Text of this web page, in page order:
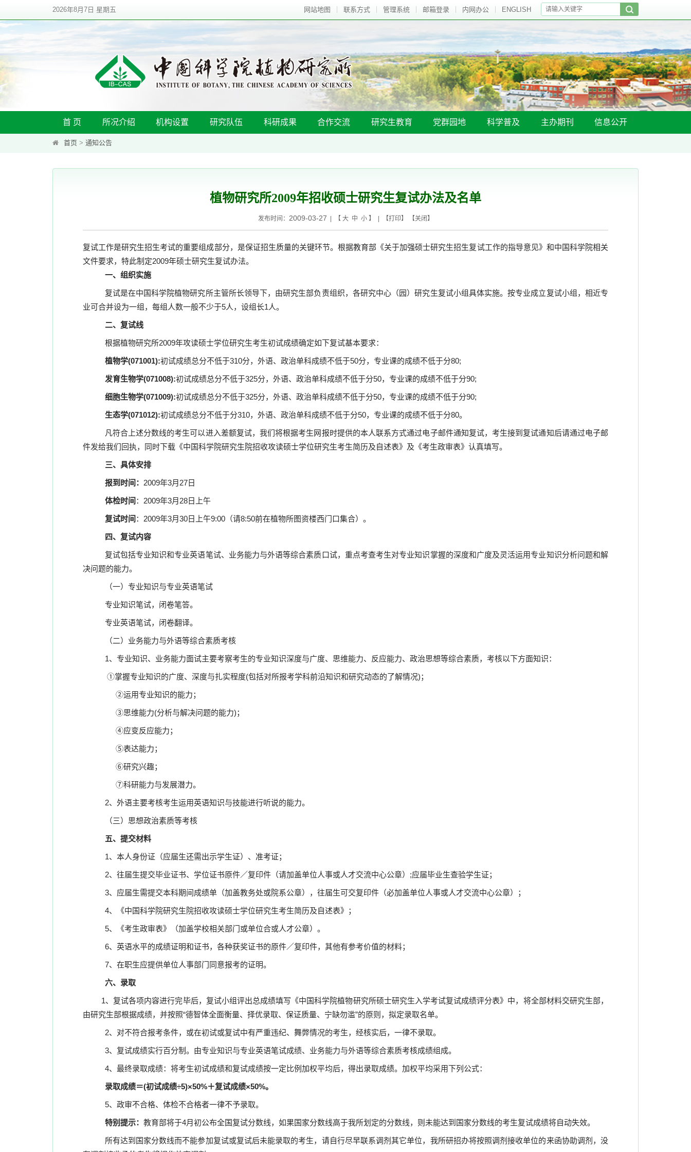
2026年8月7日 星期五 网站地图 联系方式 管理系统 邮箱登录 内网办公 ENGLISH
首 页 所况介绍 机构设置 研究队伍 科研成果 合作交流 研究生教育 党群园地 科学普及 主办期刊 信息公开
首页 > 通知公告
植物研究所2009年招收硕士研究生复试办法及名单
发布时间： 2009-03-27 | 【 大 中 小】 | 【打印】 【关闭 】
复试工作是研究生招生考试的重要组成部分，是保证招生质量的关键环节。根据教育部《关于加强硕士研究生招生复试工作的指导意见》和中国科学院相关
文件要求， 特此制定2009年硕士研究生复试办法。
一、组织实施
复试是在中国科学院植物研究所主管所长领导下，由研究生部负责组织，各研究中心（园）研究生复试小组具体实施。按专业成立复试小组，相近专
业可合并设为一组，每组人数一般不少于5人，设组长1人。
二、复试线
根据植物研究所2009年攻读硕士学位研究生考生初试成绩确定如下复试基本要求：
植物学(071001):初试成绩总分不低于310分，外语、政治单科成绩不低于50分，专业课的成绩不低于分80;
发育生物学(071008):初试成绩总分不低于325分，外语、政治单科成绩不低于分50，专业课的成绩不低于分90;
细胞生物学(071009):初试成绩总分不低于325分，外语、政治单科成绩不低于分50，专业课的成绩不低于分90;
生态学(071012):初试成绩总分不低于分310，外语、政治单科成绩不低于分50，专业课的成绩不低于分80。
凡符合上述分数线的考生可以进入差额复试，我们将根据考生网报时提供的本人联系方式通过电子邮件通知复试，考生接到复试通知后请通过电子邮
件发给我们回执，同时下载《中国科学院研究生院招收攻读硕士学位研究生考生简历及自述表》及《考生政审表》认真填写。
三、具体安排
报到时间： 2009年3月27日
体检时间 ： 2009年3月28日上午
复试时间 ： 2009年3月30日上午9:00（请8:50前在植物所图资楼西门口集合）。
四、复试内容
复试包括专业知识和专业英语笔试、业务能力与外语等综合素质口试，重点考查考生对专业知识掌握的深度和广度及灵活运用专业知识分析问题和解
决问题的能力。
（一） 专业知识与专业英语笔试
专业知识笔试，闭卷笔答。
专业英语笔试，闭卷翻译。
（二）业务能力与外语等综合素质考核
1、专业知识、业务能力面试主要考察考生的专业知识深度与广度、思维能力、反应能力、政治思想等综合素质，考核以下方面知识：
①掌握专业知识的广度、深度与扎实程度(包括对所报考学科前沿知识和研究动态的了解情况)；
②运用专业知识的能力；
③思维能力(分析与解决问题的能力)；
④应变反应能力；
⑤表达能力；
⑥研究兴趣；
⑦科研能力与发展潜力。
2、外语主要考核考生运用英语知识与技能进行听说的能力。
（三）思想政治素质等考核
五、提交材料
1、本人身份证（应届生还需出示学生证）、准考证；
2、往届生提交毕业证书、学位证书原件／复印件（请加盖单位人事或人才交流中心公章）;应届毕业生查验学生证；
3、应届生需提交本科期间成绩单（加盖教务处或院系公章），往届生可交复印件（必加盖单位人事或人才交流中心公章）；
4、《中国科学院研究生院招收攻读硕士学位研究生考生简历及自述表》；
5、《考生政审表》（加盖学校相关部门或单位合或人才公章）。
6、英语水平的成绩证明和证书，各种获奖证书的原件／复印件，其他有参考价值的材料；
7、在职生应提供单位人事部门同意报考的证明。
六、录取
1、复试各项内容进行完毕后，复试小组评出总成绩填写《中国科学院植物研究所硕士研究生入学考试复试成绩评分表》中，将全部材料交研究生部，
由研究生部根据成绩，并按照“德智体全面衡量、择优录取、保证质量、宁缺勿滥”的原则，拟定录取名单。
2、对不符合报考条件，或在初试或复试中有严重违纪、舞弊情况的考生，经核实后，一律不录取。
3、复试成绩实行百分制。由专业知识与专业英语笔试成绩、业务能力与外语等综合素质考核成绩组成。
4、最终录取成绩：将考生初试成绩和复试成绩按一定比例加权平均后，得出录取成绩。加权平均采用下列公式：
录取成绩＝(初试成绩÷5)×50%＋复试成绩×50%。
5、政审不合格、体检不合格者一律不予录取。
特别提示： 教育部将于4月初公布全国复试分数线，如果国家分数线高于我所划定的分数线，则未能达到国家分数线的考生复试成绩将自动失效。
所有达到国家分数线而不能参加复试或复试后未能录取的考生，请自行尽早联系调剂其它单位，我所研招办将按照调剂接收单位的来函协助调剂，没